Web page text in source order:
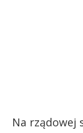
Na rządowej